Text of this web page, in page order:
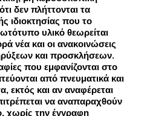
δεν πλήττονται τα
ιδιοκτησίας που το
υλικό θεωρείται
νέα και οι ανακοινώσεις
και προσκλήσεων.
που εμφανίζονται στο
από πνευματικά και
εκτός και αν αναφέρεται
να αναπαραχθούν
χωρίς την έγγραφη